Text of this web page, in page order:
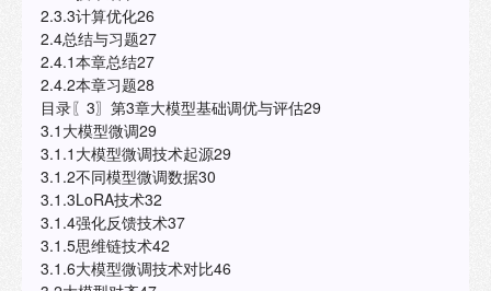
2.3.3计算优化26
2.4总结与习题27
2.4.1本章总结27
2.4.2本章习题28
目录〖3〗第3章大模型基础调优与评估29
3.1大模型微调29
3.1.1大模型微调技术起源29
3.1.2不同模型微调数据30
3.1.3LoRA技术32
3.1.4强化反馈技术37
3.1.5思维链技术42
3.1.6大模型微调技术对比46